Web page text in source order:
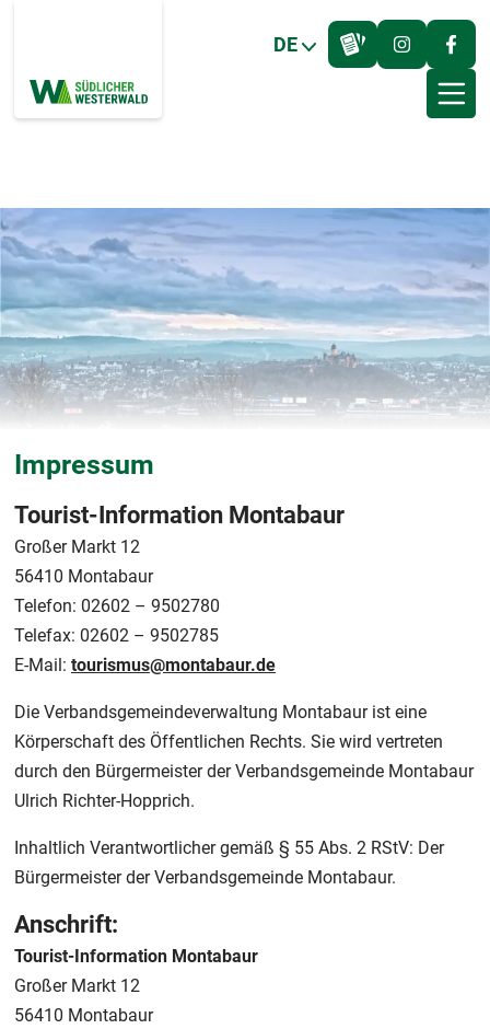
DE
Impressum
Tourist-Information Montabaur
Großer Markt 12
56410 Montabaur
Telefon: 02602 – 9502780
Telefax: 02602 – 9502785
E-Mail: tourismus@montabaur.de
Die Verbandsgemeindeverwaltung Montabaur ist eine
Körperschaft des Öffentlichen Rechts. Sie wird vertreten
durch den Bürgermeister der Verbandsgemeinde Montabaur
Ulrich Richter-Hopprich.
Inhaltlich Verantwortlicher gemäß § 55 Abs. 2 RStV: Der
Bürgermeister der Verbandsgemeinde Montabaur.
Anschrift:
Tourist-Information Montabaur
Großer Markt 12
56410 Montabaur